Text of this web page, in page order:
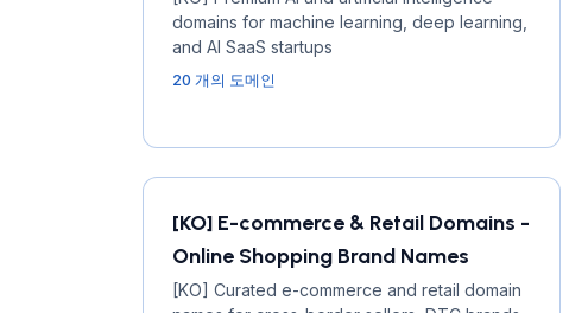
domains for machine learning, deep learning,
and AI SaaS startups
20 개의 도메인
[KO] E-commerce & Retail Domains -
Online Shopping Brand Names
[KO] Curated e-commerce and retail domain